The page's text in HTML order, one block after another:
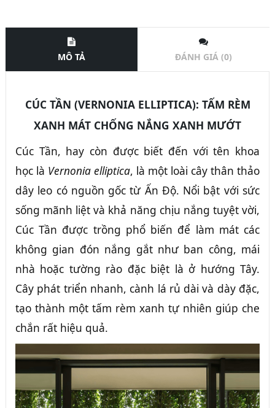
MÔ TẢ ĐÁNH GIÁ (0)
CÚC TẦN (VERNONIA ELLIPTICA): TẤM RÈM
XANH MÁT CHỐNG NẮNG XANH MƯỚT
Cúc Tần, hay còn được biết đến với tên khoa
học là Vernonia elliptica, là một loài cây thân thảo
dây leo có nguồn gốc từ Ấn Độ. Nổi bật với sức
sống mãnh liệt và khả năng chịu nắng tuyệt vời,
Cúc Tần được trồng phổ biến để làm mát các
không gian đón nắng gắt như ban công, mái
nhà hoặc tường rào đặc biệt là ở hướng Tây.
Cây phát triển nhanh, cành lá rủ dài và dày đặc,
tạo thành một tấm rèm xanh tự nhiên giúp che
chắn rất hiệu quả.